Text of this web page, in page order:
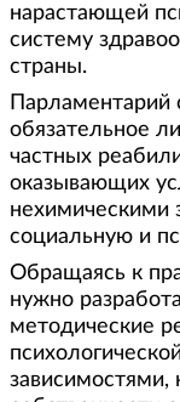
нарастающей
систему
страны.
Парламентарий
обязательное
частных
оказывающих
нехимическими
социальную и
Обращаясь к
нужно
методические